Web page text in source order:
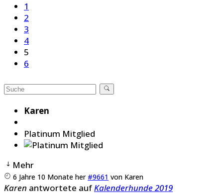
1
2
3
4
5
6
Karen
Platinum Mitglied
Mehr
6 Jahre 10 Monate her #9661 von Karen
Karen antwortete aufKalenderhunde 2019